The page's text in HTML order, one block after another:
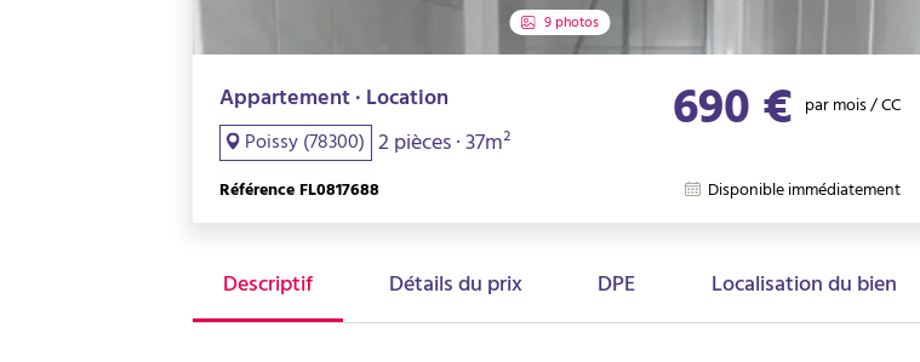
9 photos
Appartement · Location
Poissy (78300) 2 pièces · 37m² 690 € par mois / CC
Référence FL0817688 Disponible immédiatement
Descriptif Détails du prix DPE Localisation du bien